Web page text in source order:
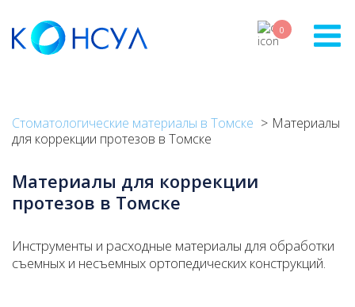
main
content
0
Стоматологические материалы в Томске
Материалы
для коррекции протезов в Томске
Материалы для коррекции
протезов в Томске
Инструменты и расходные материалы для обработки
съемных и несъемных ортопедических конструкций.